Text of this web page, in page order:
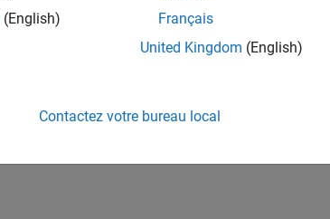
(English)
Français
United Kingdom (English)
Contactez votre bureau local